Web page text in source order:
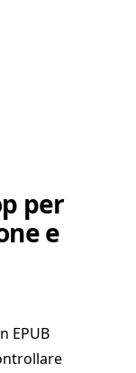
per
e
EPUB